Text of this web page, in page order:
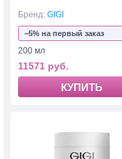
Бренд: GIGI
−5% на первый заказ
200 мл
11571 руб.
КУПИТЬ